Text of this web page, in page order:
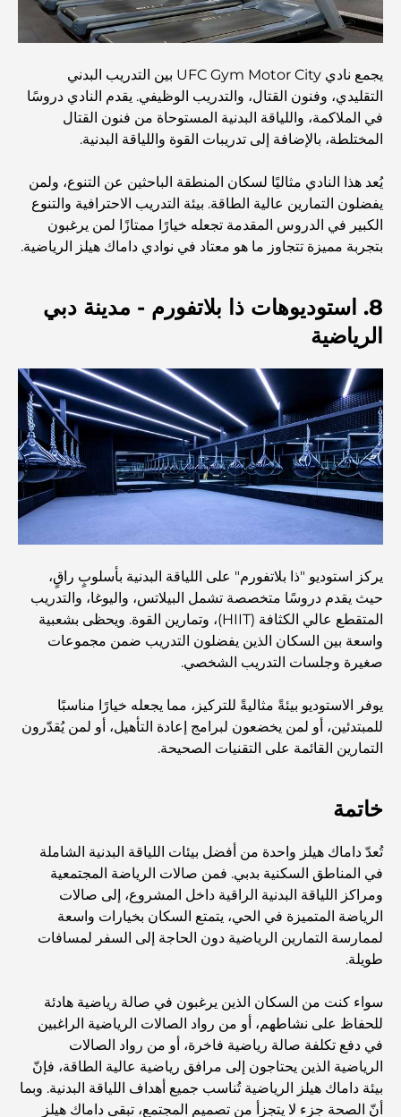
حضانة أطفال في دبي هيلز: دليل للآباء
أفضل المقاهي في وسط مدينة دبي: دليل شامل لعشاق القهوة
أغلى سيارات مرسيدس التي تم تصنيعها على الإطلاق
الانتقال إلى دبي من أستراليا: دليل شامل للانتقال
أغلى سيارات تسلا: الابتكار يلتقي بالأداء
مطاعم الوصل: أشهر أماكن تناول الطعام في دبي
أغنى عشر دول في العالم
أنشطة يمكنك القيام بها مع الأطفال في دبي: دليل عائلي شامل
أفضل المنتجعات الشاطئية في دبي لقضاء عطلة فاخرة
أماكن رومانسية في دبي للحظات لا تُنسى
أفضل إقامة محلية في دبي: أفضل الفنادق والمنتجعات
أغلى ماركات الملابس في العالم
العمارة العثمانية: إرث غني من الفن والثقافة والإمبراطورية
أغلى الطائرات الخاصة: نظرة على عالم الرفاهية في عالم
الطيران للمليارديرات
أغلى خواتم الخطوبة في العالم
يجمع نادي UFC Gym Motor City بين التدريب البدني
التقليدي، وفنون القتال، والتدريب الوظيفي. يقدم النادي دروسًا
في الملاكمة، واللياقة البدنية المستوحاة من فنون القتال
المختلطة، بالإضافة إلى تدريبات القوة واللياقة البدنية.
يُعد هذا النادي مثاليًا لسكان المنطقة الباحثين عن التنوع، ولمن
يفضلون التمارين عالية الطاقة. بيئة التدريب الاحترافية والتنوع
الكبير في الدروس المقدمة تجعله خيارًا ممتازًا لمن يرغبون
بتجربة مميزة تتجاوز ما هو معتاد في نوادي داماك هيلز الرياضية.
8. استوديوهات ذا بلاتفورم - مدينة دبي
الرياضية
يركز استوديو "ذا بلاتفورم" على اللياقة البدنية بأسلوبٍ راقٍ،
حيث يقدم دروسًا متخصصة تشمل البيلاتس، واليوغا، والتدريب
المتقطع عالي الكثافة (HIIT)، وتمارين القوة. ويحظى بشعبية
واسعة بين السكان الذين يفضلون التدريب ضمن مجموعات
صغيرة وجلسات التدريب الشخصي.
يوفر الاستوديو بيئةً مثاليةً للتركيز، مما يجعله خيارًا مناسبًا
للمبتدئين، أو لمن يخضعون لبرامج إعادة التأهيل، أو لمن يُقدّرون
التمارين القائمة على التقنيات الصحيحة.
خاتمة
تُعدّ داماك هيلز واحدة من أفضل بيئات اللياقة البدنية الشاملة
في المناطق السكنية بدبي. فمن صالات الرياضة المجتمعية
ومراكز اللياقة البدنية الراقية داخل المشروع، إلى صالات
الرياضة المتميزة في الحي، يتمتع السكان بخيارات واسعة
لممارسة التمارين الرياضية دون الحاجة إلى السفر لمسافات
طويلة.
سواء كنت من السكان الذين يرغبون في صالة رياضية هادئة
للحفاظ على نشاطهم، أو من رواد الصالات الرياضية الراغبين
في دفع تكلفة صالة رياضية فاخرة، أو من رواد الصالات
الرياضية الذين يحتاجون إلى مرافق رياضية عالية الطاقة، فإنّ
بيئة داماك هيلز الرياضية تُناسب جميع أهداف اللياقة البدنية. وبما
أنّ الصحة جزء لا يتجزأ من تصميم المجتمع، تبقى داماك هيلز